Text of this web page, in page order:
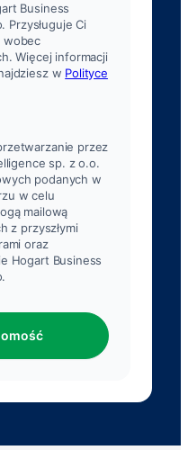
Business
Przysługuje Ci
wobec
Więcej informacji
w Polityce
przez
sp. z o.o.
podanych w
w celu
mailową
z przyszłymi
oraz
Hogart Business